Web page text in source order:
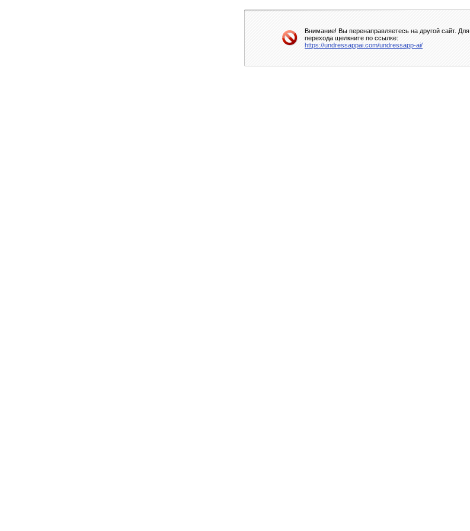
Внимание! Вы перенаправляетесь на другой сайт. Для
перехода щелкните по ссылке:
https://undressappai.com/undressapp-ai/